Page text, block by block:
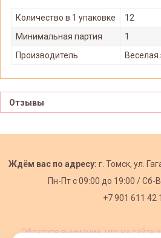
Количество в 1 упаковке
12
Минимальная партия
1
Производитель
Веселая
Отзывы
Ждём вас по адресу: г. Томск, ул.
Пн-Пт с09:00 до 19:00 /Сб-
+7 901 611 42
Обратите внимание, что на сайте